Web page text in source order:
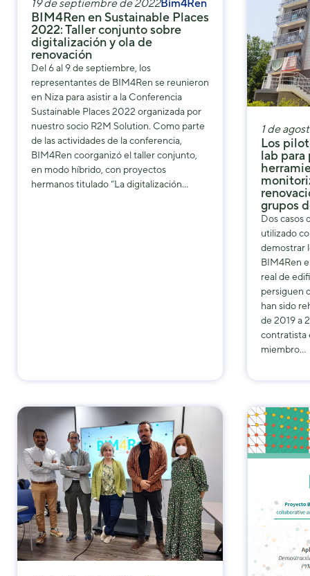
19 de septiembre de 2022Bim4Ren
BIM4Ren en Sustainable Places
2022: Taller conjunto sobre
digitalización y ola de
renovación
Del 6 al 9 de septiembre, los
representantes de BIM4Ren se reunieron
en Niza para asistir a la Conferencia
Sustainable Places 2022 organizada por
nuestro socio R2M Solution. Como parte
de las actividades de la conferencia,
BIM4Ren coorganizó el taller conjunto,
en modo híbrido, con proyectos
hermanos titulado “La digitalización…
1 de
Los
lab para
grupos
Dos casos
utilizado
demostrar
BIM4Ren
real de
persiguen
han sido
de 2019 a
contratista
miembro…